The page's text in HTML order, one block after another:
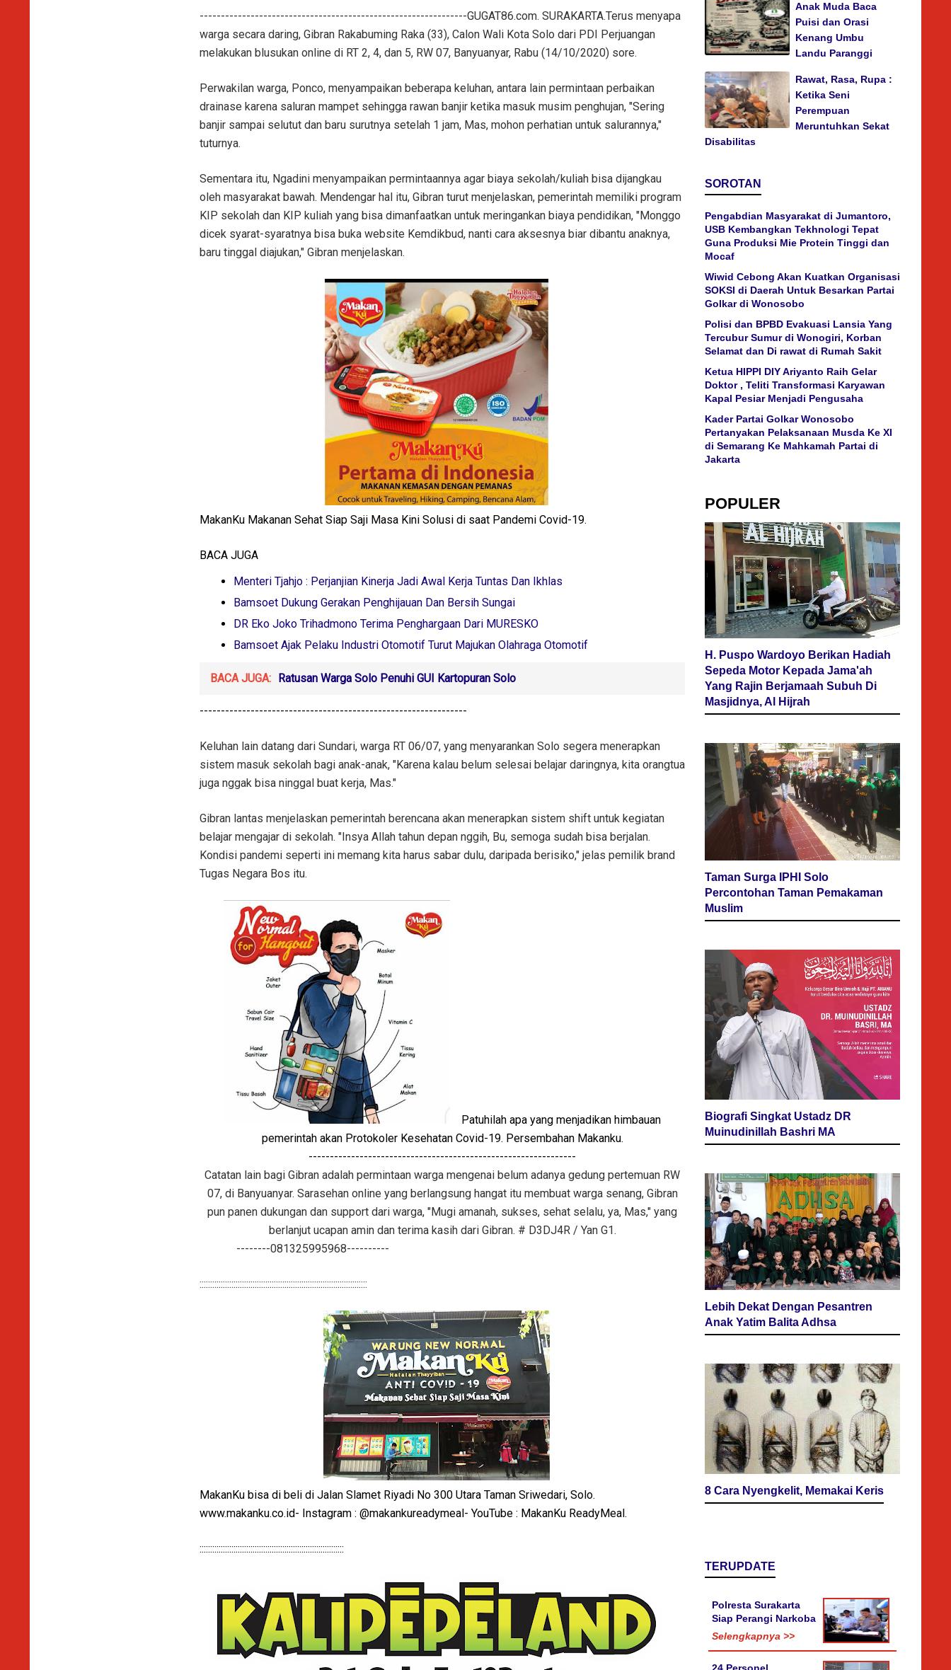
---------------------------------------------------------------GUGAT86.com. SURAKARTA.Terus menyapa
warga secara daring, Gibran Rakabuming Raka (33), Calon Wali Kota Solo dari PDI Perjuangan
melakukan blusukan online di RT 2, 4, dan 5, RW 07, Banyuanyar, Rabu (14/10/2020) sore.
Perwakilan warga, Ponco, menyampaikan beberapa keluhan, antara lain permintaan perbaikan
drainase karena saluran mampet sehingga rawan banjir ketika masuk musim penghujan, "Sering
banjir sampai selutut dan baru surutnya setelah 1 jam, Mas, mohon perhatian untuk salurannya,"
tuturnya.
Sementara itu, Ngadini menyampaikan permintaannya agar biaya sekolah/kuliah bisa dijangkau
oleh masyarakat bawah. Mendengar hal itu, Gibran turut menjelaskan, pemerintah memiliki program
KIP sekolah dan KIP kuliah yang bisa dimanfaatkan untuk meringankan biaya pendidikan, "Monggo
dicek syarat-syaratnya bisa buka website Kemdikbud, nanti cara aksesnya biar dibantu anaknya,
baru tinggal diajukan," Gibran menjelaskan.
MakanKu Makanan Sehat Siap Saji Masa Kini Solusi di saat Pandemi Covid-19.
BACA JUGA
Menteri Tjahjo : Perjanjian Kinerja Jadi Awal Kerja Tuntas Dan Ikhlas
Bamsoet Dukung Gerakan Penghijauan Dan Bersih Sungai
DR Eko Joko Trihadmono Terima Penghargaan Dari MURESKO
Bamsoet Ajak Pelaku Industri Otomotif Turut Majukan Olahraga Otomotif
BACA JUGA: Ratusan Warga Solo Penuhi GUI Kartopuran Solo
---------------------------------------------------------------
Keluhan lain datang dari Sundari, warga RT 06/07, yang menyarankan Solo segera menerapkan
sistem masuk sekolah bagi anak-anak, "Karena kalau belum selesai belajar daringnya, kita orangtua
juga nggak bisa ninggal buat kerja, Mas."
Gibran lantas menjelaskan pemerintah berencana akan menerapkan sistem shift untuk kegiatan
belajar mengajar di sekolah. "Insya Allah tahun depan nggih, Bu, semoga sudah bisa berjalan.
Kondisi pandemi seperti ini memang kita harus sabar dulu, daripada berisiko," jelas pemilik brand
Tugas Negara Bos itu.
Patuhilah apa yang menjadikan himbauan
pemerintah akan Protokoler Kesehatan Covid-19. Persembahan Makanku.
---------------------------------------------------------------
Catatan lain bagi Gibran adalah permintaan warga mengenai belum adanya gedung pertemuan RW
07, di Banyuanyar. Sarasehan online yang berlangsung hangat itu membuat warga senang, Gibran
pun panen dukungan dan support dari warga, "Mugi amanah, sukses, sehat selalu, ya, Mas," yang
berlanjut ucapan amin dan terima kasih dari Gibran. # D3DJ4R / Yan G1.
--------081325995968----------
:::::::::::::::::::::::::::::::::::::::::::::::::::::::::::::::::::::::::::::::
MakanKu bisa di beli di Jalan Slamet Riyadi No 300 Utara Taman Sriwedari, Solo.
www.makanku.co.id- Instagram : @makankureadymeal- YouTube : MakanKu ReadyMeal.
::::::::::::::::::::::::::::::::::::::::::::::::::::::::::::::::::::
Anak Muda Baca
Puisi dan Orasi
Kenang Umbu
Landu Paranggi
Rawat, Rasa, Rupa :
Ketika Seni
Perempuan
Meruntuhkan Sekat
Disabilitas
SOROTAN
Pengabdian Masyarakat di Jumantoro,
USB Kembangkan Tekhnologi Tepat
Guna Produksi Mie Protein Tinggi dan
Mocaf
Wiwid Cebong Akan Kuatkan Organisasi
SOKSI di Daerah Untuk Besarkan Partai
Golkar di Wonosobo
Polisi dan BPBD Evakuasi Lansia Yang
Tercubur Sumur di Wonogiri, Korban
Selamat dan Di rawat di Rumah Sakit
Ketua HIPPI DIY Ariyanto Raih Gelar
Doktor , Teliti Transformasi Karyawan
Kapal Pesiar Menjadi Pengusaha
Kader Partai Golkar Wonosobo
Pertanyakan Pelaksanaan Musda Ke XI
di Semarang Ke Mahkamah Partai di
Jakarta
POPULER
H. Puspo Wardoyo Berikan Hadiah
Sepeda Motor Kepada Jama'ah
Yang Rajin Berjamaah Subuh Di
Masjidnya, Al Hijrah
Taman Surga IPHI Solo
Percontohan Taman Pemakaman
Muslim
Biografi Singkat Ustadz DR
Muinudinillah Bashri MA
Lebih Dekat Dengan Pesantren
Anak Yatim Balita Adhsa
8 Cara Nyengkelit, Memakai Keris
TERUPDATE
Polresta Surakarta
Siap Perangi Narkoba
Selengkapnya >>
24 Personel